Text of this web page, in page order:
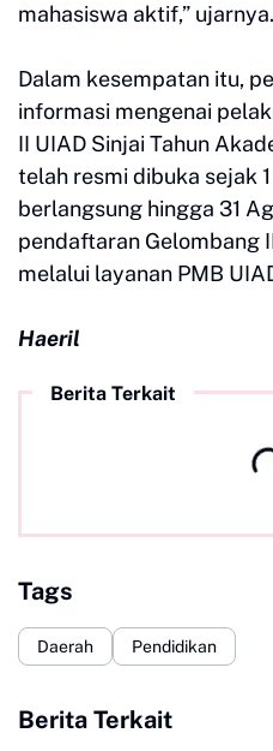
mahasiswa aktif,” ujarnya.
Dalam kesempatan itu,
informasi mengenai
II UIAD Sinjai Tahun
telah resmi dibuka sejak
berlangsung hingga 31
pendaftaran Gelombang
melalui layanan PMB
Haeril
Berita Terkait
Tags
Daerah Pendidikan
Berita Terkait